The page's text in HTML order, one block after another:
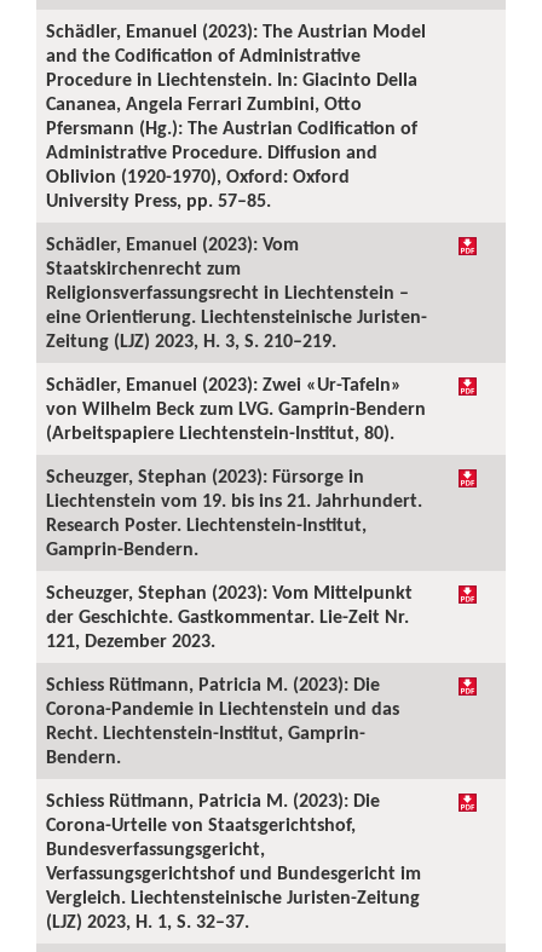
Schädler, Emanuel (2023): The Austrian Model
and the Codification of Administrative
Procedure in Liechtenstein. In: Giacinto Della
Cananea, Angela Ferrari Zumbini, Otto
Pfersmann (Hg.): The Austrian Codification of
Administrative Procedure. Diffusion and
Oblivion (1920-1970), Oxford: Oxford
University Press, pp. 57–85.
Schädler, Emanuel (2023): Vom
Staatskirchenrecht zum
Religionsverfassungsrecht in Liechtenstein –
eine Orientierung. Liechtensteinische Juristen-
Zeitung (LJZ) 2023, H. 3, S. 210–219.
Schädler, Emanuel (2023): Zwei «Ur-Tafeln»
von Wilhelm Beck zum LVG. Gamprin-Bendern
(Arbeitspapiere Liechtenstein-Institut, 80).
Scheuzger, Stephan (2023): Fürsorge in
Liechtenstein vom 19. bis ins 21. Jahrhundert.
Research Poster. Liechtenstein-Institut,
Gamprin-Bendern.
Scheuzger, Stephan (2023): Vom Mittelpunkt
der Geschichte. Gastkommentar. Lie-Zeit Nr.
121, Dezember 2023.
Schiess Rütimann, Patricia M. (2023): Die
Corona-Pandemie in Liechtenstein und das
Recht. Liechtenstein-Institut, Gamprin-
Bendern.
Schiess Rütimann, Patricia M. (2023): Die
Corona-Urteile von Staatsgerichtshof,
Bundesverfassungsgericht,
Verfassungsgerichtshof und Bundesgericht im
Vergleich. Liechtensteinische Juristen-Zeitung
(LJZ) 2023, H. 1, S. 32–37.